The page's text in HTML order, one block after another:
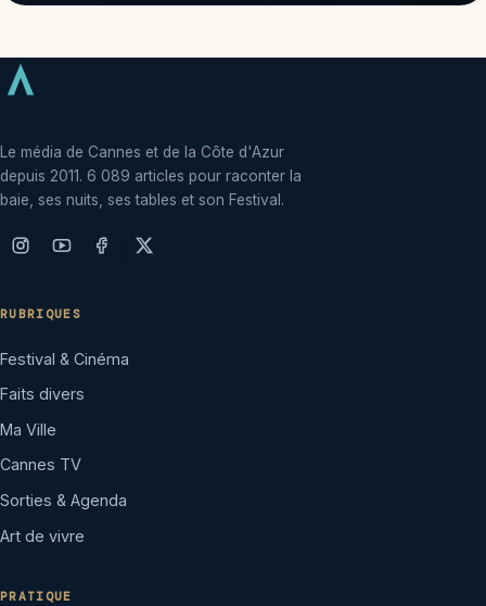
Le média de Cannes et de la Côte d'Azur
depuis 2011. 6 089 articles pour raconter la
baie, ses nuits, ses tables et son Festival.
RUBRIQUES
Festival & Cinéma
Faits divers
Ma Ville
Cannes TV
Sorties & Agenda
Art de vivre
PRATIQUE